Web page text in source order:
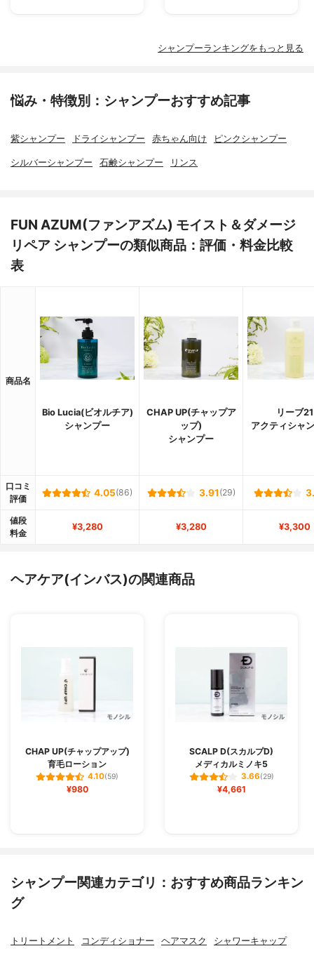
シャンプーランキングをもっと見る
悩み・特徴別：シャンプーおすすめ記事
紫シャンプー ドライシャンプー 赤ちゃん向け ピンクシャンプー
シルバーシャンプー 石鹸シャンプー リンス
FUN AZUM(ファンアズム) モイスト＆ダメージ
リペア シャンプーの類似商品：評価・料金比較
表
商品名
Bio Lucia(ビオルチア)
シャンプー
CHAP UP(チャップア
ップ)
シャンプー
リーブ21
アクティシャ
口コミ
評価
4.05(86) 3.91 (29)
値段
料金
¥3,280 ¥3,280 ¥3,300
ヘアケア(インバス)の関連商品
CHAP UP(チャップアップ)
育毛ローション
4.10(59)
¥980
SCALP D(スカルプD)
メディカルミノキ5
3.66(29)
¥4,661
シャンプー関連カテゴリ：おすすめ商品ランキン
グ
トリートメント コンディショナー ヘアマスク シャワーキャップ